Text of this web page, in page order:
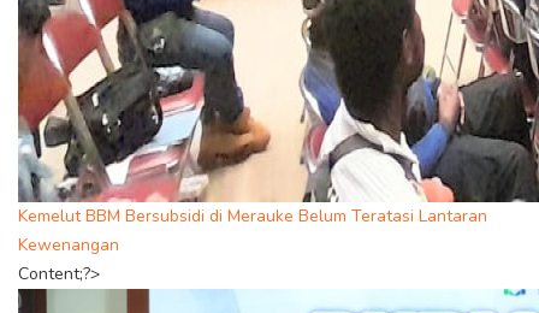
Kemelut BBM Bersubsidi di Merauke Belum Teratasi Lantaran
Kewenangan
Content;?>